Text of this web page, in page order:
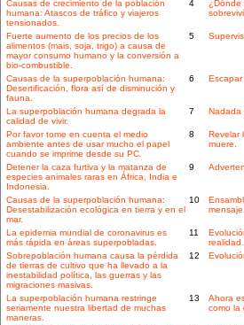
Causas de crecimiento de la población
humana: Atascos de tráfico y viajeros
tensionados.
4
¿Dónde
Fuerte aumento de los precios de los
alimentos (mais, soja, trigo) a causa de
mayor consumo humano y la conversión a
bio-combustible.
5
Causas de la superpoblación humana:
Desertificación, flora así de disminución y
fauna.
6
La superpoblación humana degrada la
calidad de vivir.
7 Nadada
Por favor tome en cuenta el medio
ambiente antes de usar mucho el papel
cuando se imprime desde su PC.
8
Revelar
muere.
Detener la caza furtiva y la matanza de
especies animales raras en África, India e
Indonesia.
9
Causas de la superpoblación humana:
Desestabilización ecológica en tierra y en el
mar.
10
mensaje.
La epidemia mundial de coronavirus es
más rápida en áreas superpobladas.
11
realidad.
Sobrepoblación humana causa la pérdida
de tierras de cultivo que ha llevado a la
inestabilidad política, las guerras y las
migraciones masivas.
12
La superpoblación humana restringe
seriamente nuestra libertad de muchas
maneras.
13
Ahora
como la